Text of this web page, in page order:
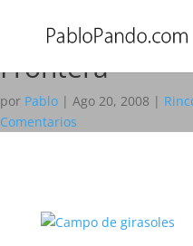
girasoles en
Frontera
por Pablo | Ago 20, 2008 |
Comentarios